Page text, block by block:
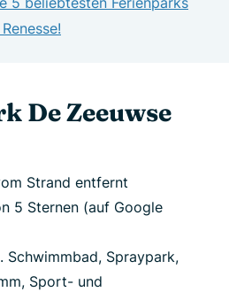
De Zeeuwse
Strand entfernt
5 Sternen (auf Google
Schwimmbad, Spraypark,
Sport- und